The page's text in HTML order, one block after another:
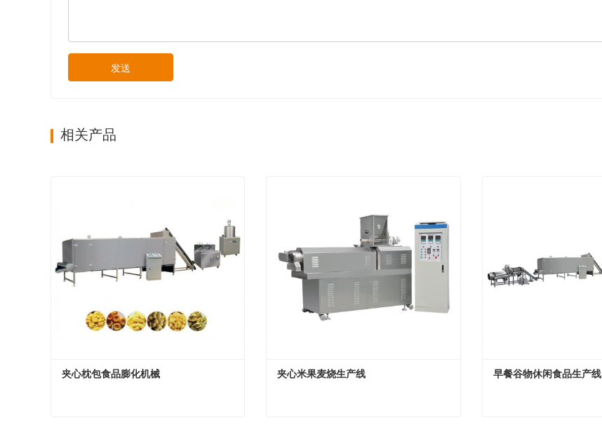
发送
相关产品
夹心枕包食品膨化机械 夹心米果麦烧生产线 早餐谷物休闲食品生产线